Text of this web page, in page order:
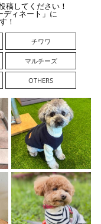
してください！
ディネート」に
！
チワワ
マルチーズ
OTHERS